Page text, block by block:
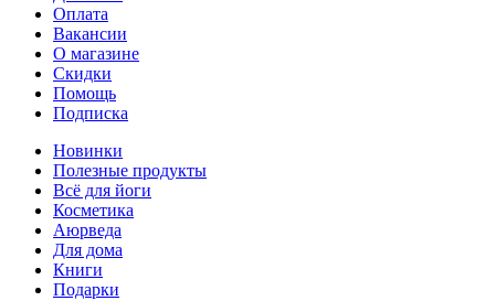
Оплата
Вакансии
О магазине
Скидки
Помощь
Подписка
Новинки
Полезные продукты
Всё для йоги
Косметика
Аюрведа
Для дома
Книги
Подарки